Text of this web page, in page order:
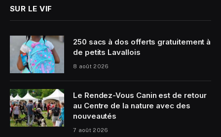
SUR LE VIF
250 sacs à dos offerts gratuitement à
de petits Lavallois
8 août 2026
Le Rendez-Vous Canin est de retour
au Centre de la nature avec des
nouveautés
7 août 2026